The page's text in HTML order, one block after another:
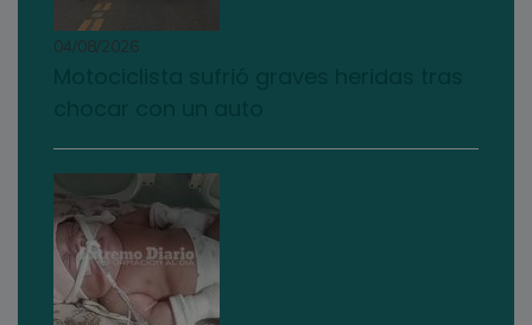
04/08/2026